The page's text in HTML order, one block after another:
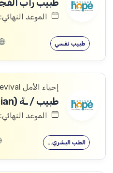
الموعد النهائي: 10/08/2026
طبيب نفسي
إحياء الأمل Hope Revival
طبيب / ـة (Physician)
الموعد النهائي: 10/08/2026
الطب البشري…